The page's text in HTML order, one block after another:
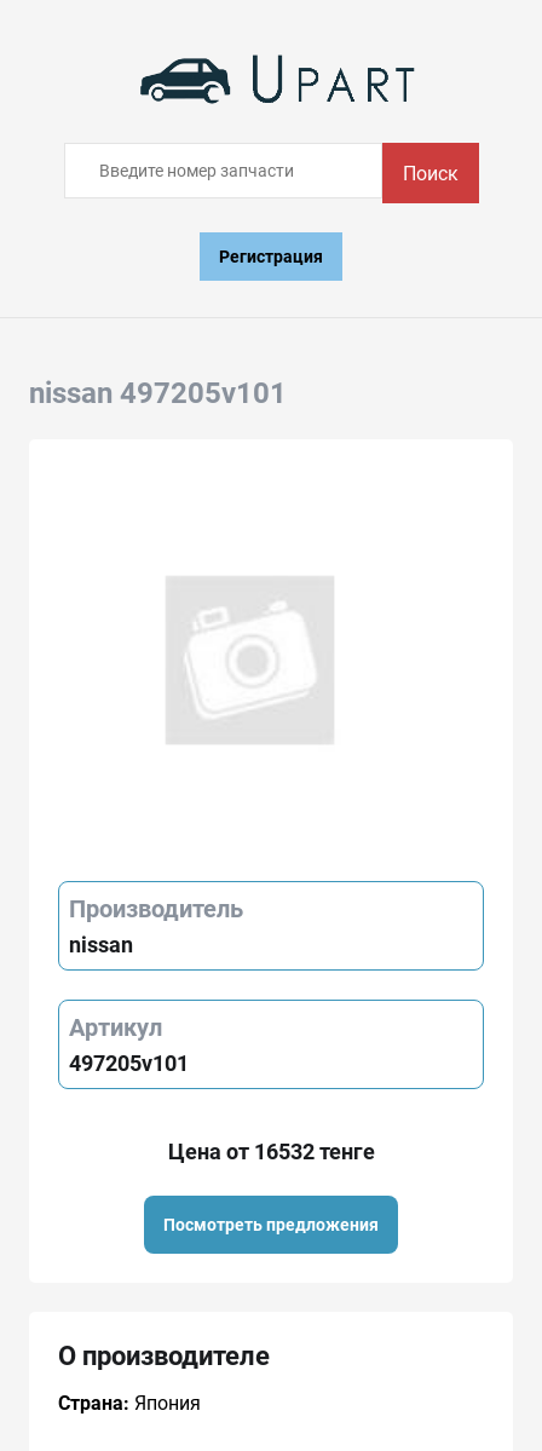
Поиск
Регистрация
nissan 497205v101
Производитель
nissan
Артикул
497205v101
Цена от 16532 тенге
Посмотреть предложения
О производителе
Страна: Япония